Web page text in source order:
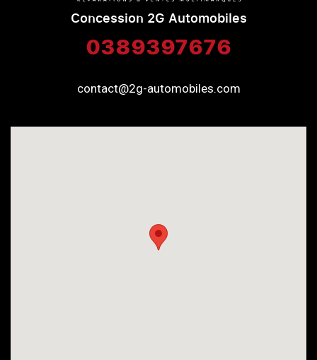
Concession 2G Automobiles
0389397676
contact@2g-automobiles.com